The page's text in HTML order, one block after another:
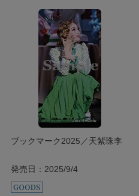
ブックマーク2025／天紫珠李
発売日：2025/9/4